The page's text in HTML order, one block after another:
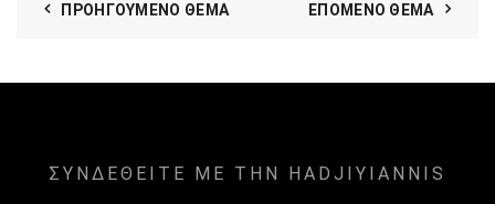
ΠΡΟΗΓΟΎΜΕΝΟ ΘΈΜΑ ΕΠΌΜΕΝΟ ΘΈΜΑ
ΣΥΝΔΕΘΕΙΤΕ ΜΕ ΤΗΝ HADJIYIANNIS